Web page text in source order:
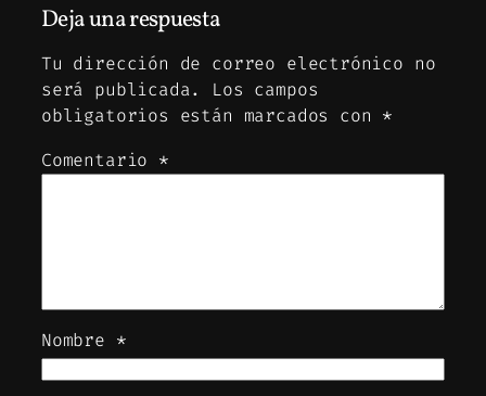
Deja una respuesta
Tu dirección de correo electrónico no
será publicada.
Los campos
obligatorios están marcados con *
Comentario *
Nombre *